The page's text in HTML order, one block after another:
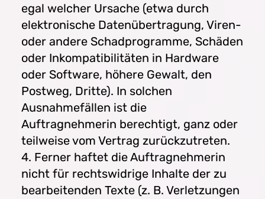
egal welcher Ursache (etwa durch
elektronische Datenübertragung, Viren-
oder andere Schadprogramme, Schäden
oder Inkompatibilitäten in Hardware
oder Software, höhere Gewalt, den
Postweg, Dritte). In solchen
Ausnahmefällen ist die
Auftragnehmerin berechtigt, ganz oder
teilweise vom Vertrag zurückzutreten.
4. Ferner haftet die Auftragnehmerin
nicht für rechtswidrige Inhalte der zu
bearbeitenden Texte (z. B. Verletzungen